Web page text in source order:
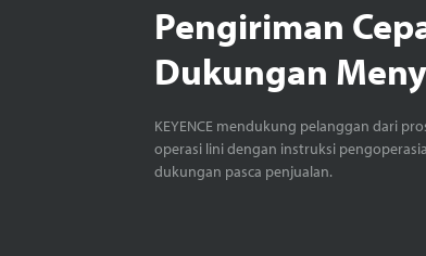
Pengiriman
Dukungan
KEYENCE mendukung pelanggan dari
operasi lini dengan instruksi
dukungan pasca penjualan.